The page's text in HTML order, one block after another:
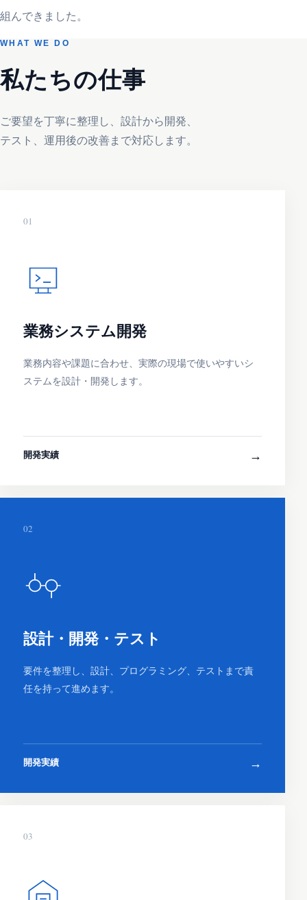
組んできました。
WHAT WE DO
私たちの仕事
ご要望を丁寧に整理し、設計から開発、
テスト、運用後の改善まで対応します。
01
業務システム開発
業務内容や課題に合わせ、実際の現場で使いやすいシ
ステムを設計・開発します。
開発実績 →
02
設計・開発・テスト
要件を整理し、設計、プログラミング、テストまで責
任を持って進めます。
開発実績 →
03